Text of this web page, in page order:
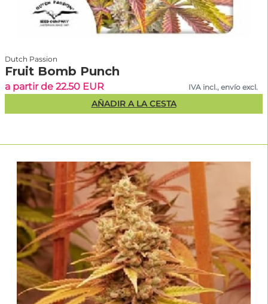
Dutch Passion
Fruit Bomb Punch
a partir de 22.50 EUR IVA incl., envío excl.
AÑADIR A LA CESTA